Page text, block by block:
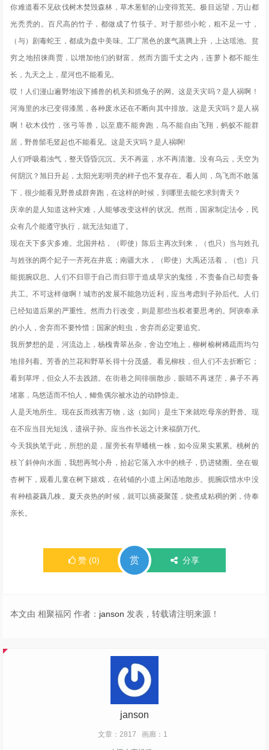
你难道看不见砍伐树木焚毁森林，草木葱郁的山变得荒芜。极目远望，万山都
光秃秃的。百尺高的竹子，都做成了竹筷子。对于那些小蛇，粗不足一寸，
（与）剧毒蛇王，都成为盘中美味。工厂黑色的废气蒸腾上升，上达瑶池。贫
穷之地招徕商贾，以增加他们的财富。然而方圆千丈之内，连萝卜都不能生
长，九天之上，星河也不能看见。
哎！人们漫山遍野地设下捕兽的机关和抓兔子的网。这是天灾吗？是人祸啊！
河海里的水已变得漆黑，各种废水还在不断向其中排放。这是天灾吗？是人祸
啊！砍木伐竹，张弓等兽，以至鹿不能奔跑，鸟不能自由飞翔，蚂蚁不能群
居，野兽鬃毛竖起也不能看见。这是天灾吗？是人祸啊!
人们呼吸着浊气，整天昏昏沉沉。天不再蓝，水不再清澈。没有乌云，天空为
何阴沉？旭日升起，太阳光彩明亮的样子也不复存在。看人间，鸟飞而不敢落
下，很少能看见野兽成群奔跑，在这样的时候，到哪里去能乞求到青天？
庆幸的是人知道这种灾难，人能够改变这样的状况。然而，国家制定法令，民
众有几个能遵守执行，就无法知道了。
现在天下多灾多难。北国井枯，（即使）陈后主再次到来，（也只）当与姓孔
与姓张的两个妃子一齐死在井底；南疆大水，（即使）大禹还活着，（也）只
能扼腕叹息。人们不归罪于自己而归罪于造成旱灾的鬼怪，不责备自己却责备
共工。不可这样做啊！城市的发展不能急功近利，应当考虑到子孙后代。人们
已经知道后果的严重性。然而力行改变，则是那些当权者要思考的。阿谀奉承
的小人，舍弃而不要怜惜；国家的蛀虫，舍弃而必定要追究。
我所梦想的是，河流边上，杨槐青翠丛杂，舍边空地上，柳树榆树稀疏而均匀
地排列着。芳香的兰花和野草长得十分茂盛。看见柳枝，但人们不去折断它；
看到草坪，但众人不去践踏。在街巷之间徘徊散步，眼睛不再迷茫，鼻子不再
堵塞，鸟悠适而不怕人，鲫鱼偶尔被水边的动静惊走。
人是天地所生。现在反而残害万物，这（如同）是生下来就吃母亲的野兽。现
在不应当目光短浅，遗祸子孙。应当作长远之计来福荫万代。
今天我执笔于此，所想的是，屋旁长有早蟠桃一株，如今应果实累累。桃树的
枝丫斜伸向水面，我想再驾小舟，拾起它落入水中的桃子，扔进猪圈。坐在银
杏树下，观看儿童在树下嬉戏，在砖铺的小道上闲适地散步。扼腕叹惜水中没
有种植菱藕几株。夏天炎热的时候，就可以摘菱聚莲，烧煮成粘稠的粥，侍奉
亲长。
赞 (0) 赏 分享
本文由 相聚福冈 作者： janson 发表，转载请注明来源！
janson
文章：2817 画廊：1